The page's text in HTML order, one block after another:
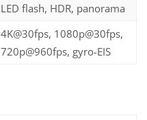
LED flash, HDR, panorama
4K@30fps, 1080p@30fps,
720p@960fps, gyro-EIS